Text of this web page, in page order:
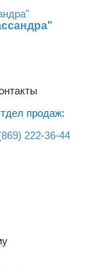
продаж:
222-36-44